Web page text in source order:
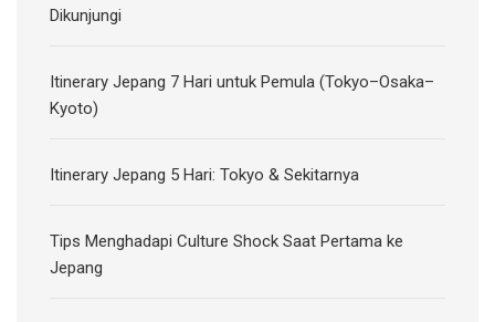
Dikunjungi
Itinerary Jepang 7 Hari untuk Pemula (Tokyo–Osaka–
Kyoto)
Itinerary Jepang 5 Hari: Tokyo & Sekitarnya
Tips Menghadapi Culture Shock Saat Pertama ke
Jepang